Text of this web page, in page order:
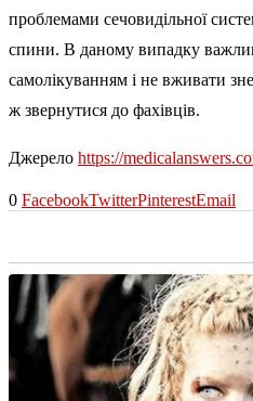
проблемами сечовидільної
спини. В даному випадку
самолікуванням і не вживати
ж звернутися до фахівців.
Джерело https://
0 FacebookTwitterPinterestEmail